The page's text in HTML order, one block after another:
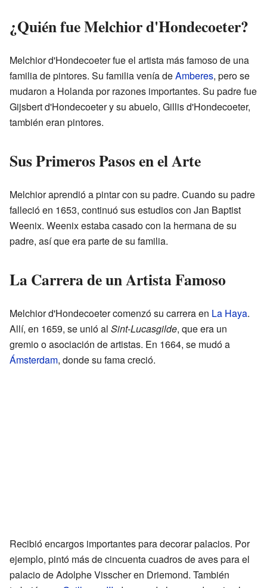
¿Quién fue Melchior d'Hondecoeter?
Melchior d'Hondecoeter fue el artista más famoso de una
familia de pintores. Su familia venía deAmberes, pero se
mudaron a Holanda por razones importantes. Su padre fue
Gijsbert d'Hondecoeter y su abuelo, Gillis d'Hondecoeter,
también eran pintores.
Sus Primeros Pasos en el Arte
Melchior aprendió a pintar con su padre. Cuando su padre
falleció en 1653, continuó sus estudios con Jan Baptist
Weenix. Weenix estaba casado con la hermana de su
padre, así que era parte de su familia.
La Carrera de un Artista Famoso
Melchior d'Hondecoeter comenzó su carrera en La Haya.
Allí, en 1659, se unió al Sint-Lucasgilde, que era un
gremio o asociación de artistas. En 1664, se mudó a
Ámsterdam, donde su fama creció.
Recibió encargos importantes para decorar palacios. Por
ejemplo, pintó más de cincuenta cuadros de aves para el
palacio de Adolphe Visscher en Driemond. También